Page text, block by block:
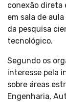
conexão direta
em sala de
da pesquisa
tecnológico.
Segundo os
interesse pela
sobre áreas
Engenharia,